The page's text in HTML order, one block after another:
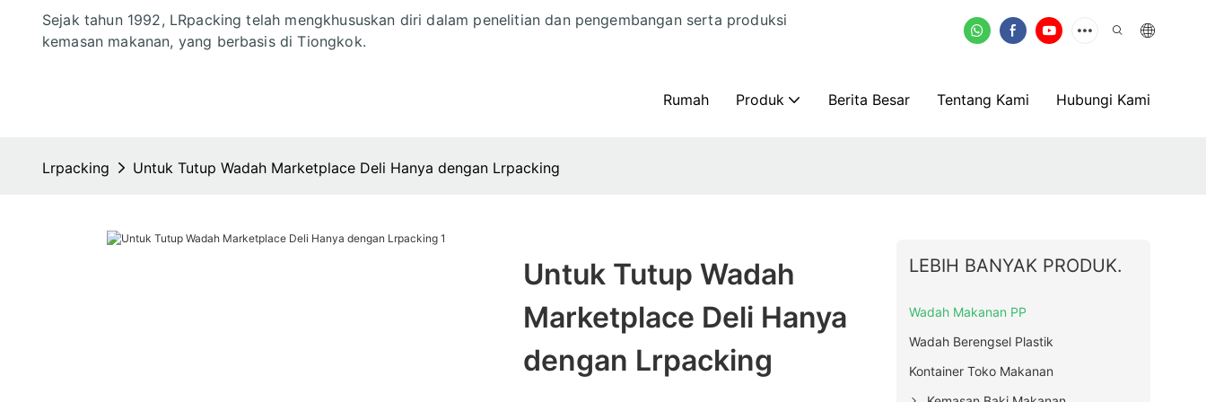
Sejak tahun 1992, LRpacking telah mengkhususkan diri dalam penelitian dan pengembangan serta produksi
kemasan makanan, yang berbasis di Tiongkok.
Rumah Produk Berita Besar Tentang Kami Hubungi Kami
Lrpacking Untuk Tutup Wadah Marketplace Deli Hanya dengan Lrpacking
Untuk Tutup Wadah
Marketplace Deli Hanya
dengan Lrpacking
LEBIH BANYAK PRODUK.
Wadah Makanan PP
Wadah Berengsel Plastik
Kontainer Toko Makanan